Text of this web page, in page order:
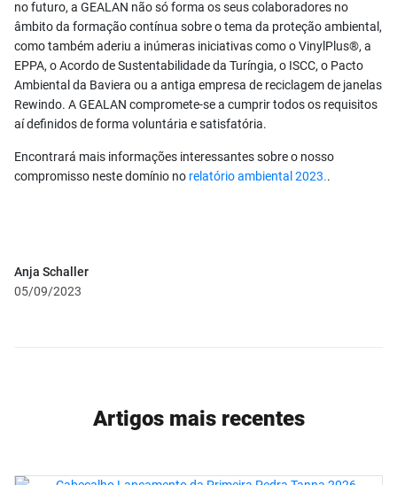
no futuro, a GEALAN não só forma os seus colaboradores no
âmbito da formação contínua sobre o tema da proteção ambiental,
como também aderiu a inúmeras iniciativas como o VinylPlus®, a
EPPA, o Acordo de Sustentabilidade da Turíngia, o ISCC, o Pacto
Ambiental da Baviera ou a antiga empresa de reciclagem de janelas
Rewindo. A GEALAN compromete-se a cumprir todos os requisitos
aí definidos de forma voluntária e satisfatória.
Encontrará mais informações interessantes sobre o nosso
compromisso neste domínio no relatório ambiental 2023..
Anja Schaller
05/09/2023
Artigos mais recentes